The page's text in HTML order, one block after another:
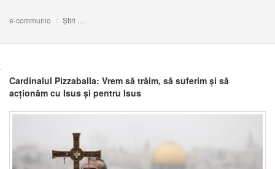
e-communio Știri
Cardinalul Pizzaballa: Vrem să trăim, să suferim și să
acționăm cu Isus și pentru Isus